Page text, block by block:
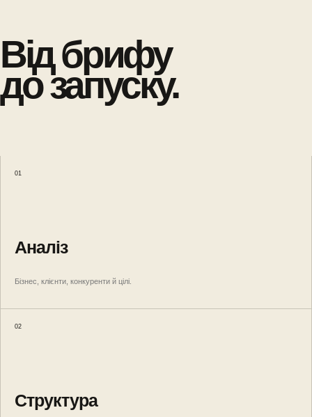
Від брифу
до запуску.
01
Аналіз
Бізнес, клієнти, конкуренти й цілі.
02
Структура